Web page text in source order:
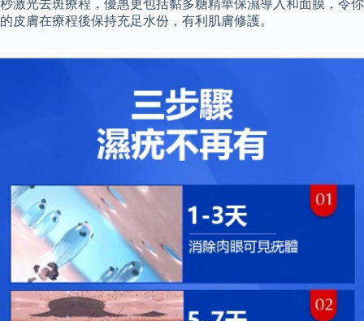
秒激光去斑療程，優惠更包括黏多糖精華保濕導入和面膜，令你
的皮膚在療程後保持充足水份，有利肌膚修護。